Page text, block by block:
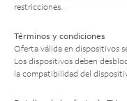
restricciones.
Términos y condiciones
Oferta válida en dispositivos
Los dispositivos deben
la compatibilidad del